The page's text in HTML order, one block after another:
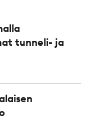
tunneli- ja